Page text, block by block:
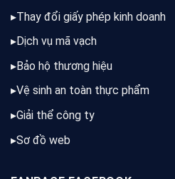
▸Thay đổi giấy phép kinh doanh
▸Dịch vụ mã vạch
▸Bảo hộ thương hiệu
▸Vệ sinh an toàn thực phẩm
▸Giải thể công ty
▸Sơ đồ web